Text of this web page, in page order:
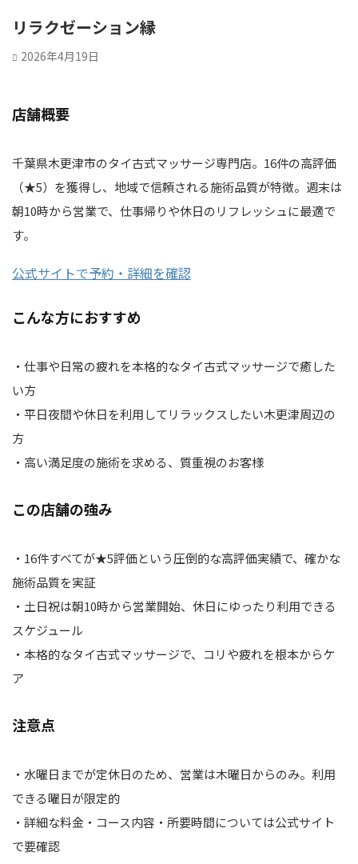
リラクゼーション縁
2026年4月19日
店舗概要
千葉県木更津市のタイ古式マッサージ専門店。16件の高評価
（★5）を獲得し、地域で信頼される施術品質が特徴。週末は
朝10時から営業で、仕事帰りや休日のリフレッシュに最適で
す。
公式サイトで予約・詳細を確認
こんな方におすすめ
・仕事や日常の疲れを本格的なタイ古式マッサージで癒した
い方
・平日夜間や休日を利用してリラックスしたい木更津周辺の
方
・高い満足度の施術を求める、質重視のお客様
この店舗の強み
・16件すべてが★5評価という圧倒的な高評価実績で、確かな
施術品質を実証
・土日祝は朝10時から営業開始、休日にゆったり利用できる
スケジュール
・本格的なタイ古式マッサージで、コリや疲れを根本からケ
ア
注意点
・水曜日までが定休日のため、営業は木曜日からのみ。利用
できる曜日が限定的
・詳細な料金・コース内容・所要時間については公式サイト
で要確認